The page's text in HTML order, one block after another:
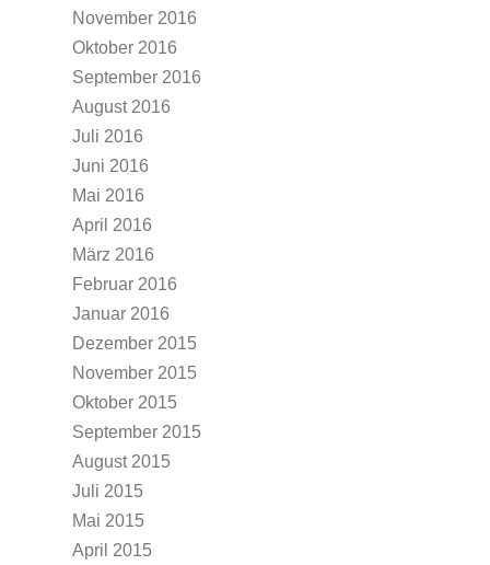
November 2016
Oktober 2016
September 2016
August 2016
Juli 2016
Juni 2016
Mai 2016
April 2016
März 2016
Februar 2016
Januar 2016
Dezember 2015
November 2015
Oktober 2015
September 2015
August 2015
Juli 2015
Mai 2015
April 2015